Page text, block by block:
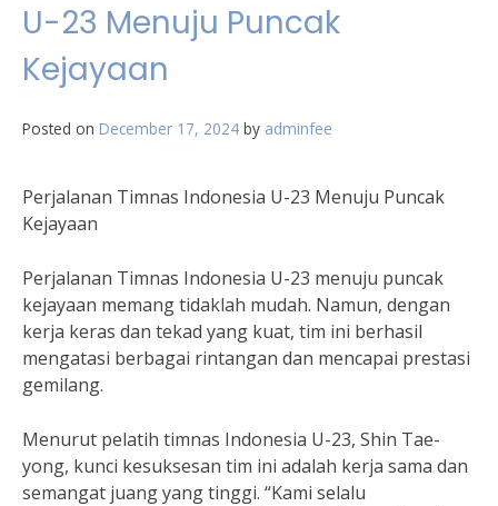
U-23 Menuju Puncak
Kejayaan
Posted on December 17, 2024 by adminfee
Perjalanan Timnas Indonesia U-23 Menuju Puncak
Kejayaan
Perjalanan Timnas Indonesia U-23 menuju puncak
kejayaan memang tidaklah mudah. Namun, dengan
kerja keras dan tekad yang kuat, tim ini berhasil
mengatasi berbagai rintangan dan mencapai prestasi
gemilang.
Menurut pelatih timnas Indonesia U-23, Shin Tae-
yong, kunci kesuksesan tim ini adalah kerja sama dan
semangat juang yang tinggi. “Kami selalu